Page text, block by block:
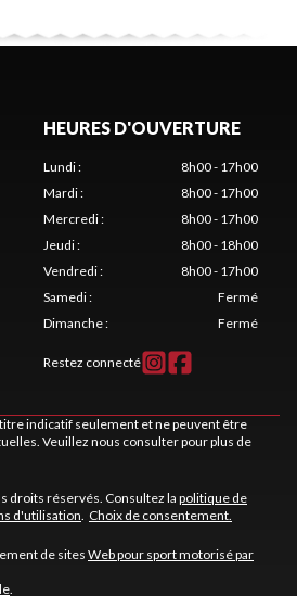
HEURES D'OUVERTURE
Lundi:
8h00 - 17h00
Mardi:
8h00 - 17h00
Mercredi:
8h00 - 17h00
Jeudi:
8h00 - 18h00
Vendredi:
8h00 - 17h00
Samedi:
Fermé
Dimanche: Fermé
Restez connecté
indicatif seulement et ne peuvent être
Veuillez nous consulter pour plus de
droits réservés. Consultez la politique de
d'utilisation. Choix de consentement.
de sitesWeb pour sport motorisé par
.